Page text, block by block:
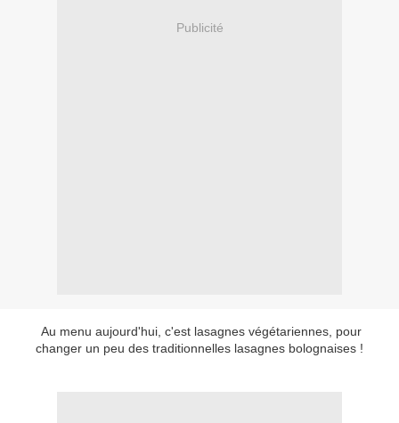
Publicité
Au menu aujourd'hui, c'est lasagnes végétariennes, pour
changer un peu des traditionnelles lasagnes bolognaises !